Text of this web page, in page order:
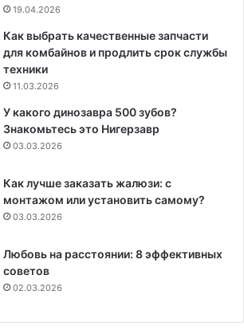
19.04.2026
Как выбрать качественные запчасти
для комбайнов и продлить срок службы
техники
11.03.2026
У какого динозавра 500 зубов?
Знакомьтесь это Нигерзавр
03.03.2026
Как лучше заказать жалюзи: с
монтажом или установить самому?
03.03.2026
Любовь на расстоянии: 8 эффективных
советов
02.03.2026